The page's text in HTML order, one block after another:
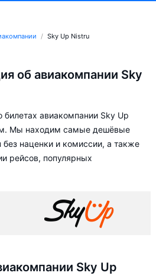
Sky Up Nistru
об авиакомпании Sky
авиакомпании Sky Up
Мы находим самые дешёвые
наценки и комиссии, а также
рейсов, популярных
Sky Up